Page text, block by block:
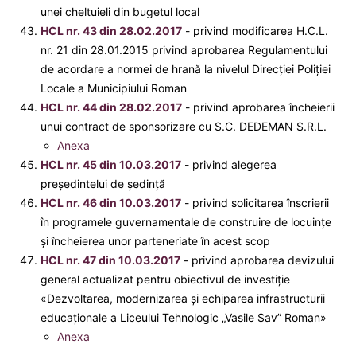
unei cheltuieli din bugetul local
HCL nr. 43 din 28.02.2017 - privind modificarea H.C.L.
nr. 21 din 28.01.2015 privind aprobarea Regulamentului
de acordare a normei de hrană la nivelul Direcţiei Poliţiei
Locale a Municipiului Roman
HCL nr. 44 din 28.02.2017 - privind aprobarea încheierii
unui contract de sponsorizare cu S.C. DEDEMAN S.R.L.
Anexa
HCL nr. 45 din 10.03.2017 - privind alegerea
preşedintelui de şedinţă
HCL nr. 46 din 10.03.2017 - privind solicitarea înscrierii
în programele guvernamentale de construire de locuințe
și încheierea unor parteneriate în acest scop
HCL nr. 47 din 10.03.2017 - privind aprobarea devizului
general actualizat pentru obiectivul de investiție
«Dezvoltarea, modernizarea și echiparea infrastructurii
educaționale a Liceului Tehnologic „Vasile Sav” Roman»
Anexa